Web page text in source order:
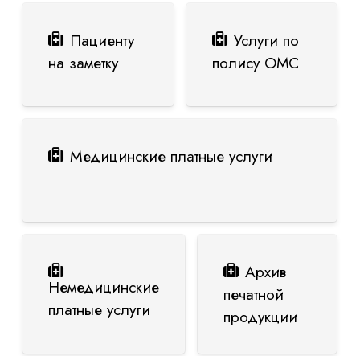
Пациенту
на заметку
Услуги по
полису ОМС
Медицинские платные услуги
Немедицинские
платные услуги
Архив
печатной
продукции